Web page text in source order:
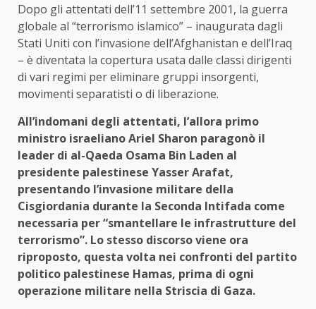
Dopo gli attentati dell’11 settembre 2001, la guerra
globale al “terrorismo islamico” – inaugurata dagli
Stati Uniti con l’invasione dell’Afghanistan e dell’Iraq
– è diventata la copertura usata dalle classi dirigenti
di vari regimi per eliminare gruppi insorgenti,
movimenti separatisti o di liberazione.
All’indomani degli attentati, l’allora primo
ministro israeliano Ariel Sharon paragonò il
leader di al-Qaeda Osama Bin Laden al
presidente palestinese Yasser Arafat,
presentando l’invasione militare della
Cisgiordania durante la Seconda Intifada come
necessaria per “smantellare le infrastrutture del
terrorismo”. Lo stesso discorso viene ora
riproposto, questa volta nei confronti del partito
politico palestinese Hamas, prima di ogni
operazione militare nella Striscia di Gaza.